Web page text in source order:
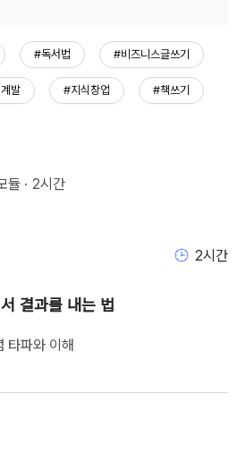
#독서법 #비즈니스글쓰기
발 #지식창업 #책쓰기
듈 · 2시간
2시간
결과를 내는 법
               